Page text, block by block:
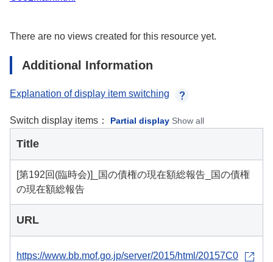
There are no views created for this resource yet.
Additional Information
Explanation of display item switching
Switch display items： Partial display Show all
Title
[第192回(臨時会)]_国の債権の現在額総報告_国の債権
の現在額総報告
URL
https://www.bb.mof.go.jp/server/2015/html/20157C0